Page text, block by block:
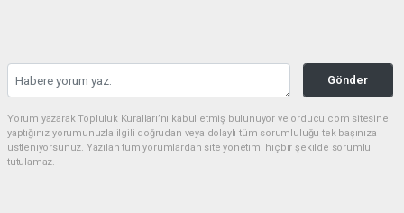
Gönder
Yorum yazarak Topluluk Kuralları’nı kabul etmiş bulunuyor ve orducu.com sitesine
yaptığınız yorumunuzla ilgili doğrudan veya dolaylı tüm sorumluluğu tek başınıza
üstleniyorsunuz. Yazılan tüm yorumlardan site yönetimi hiçbir şekilde sorumlu
tutulamaz.